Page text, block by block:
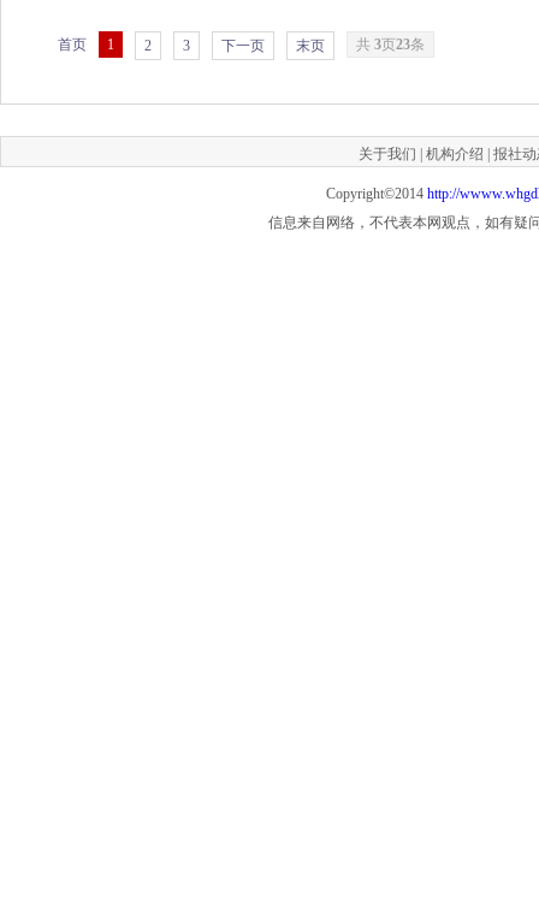
首页 1 2 3 下一页 末页 共 3页23条
关于我们 机构介绍 报社
Copyright©2014 http://
信息来自网络，不代表本网观点，如有疑